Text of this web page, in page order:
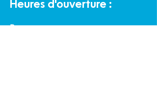
Heures d'ouverture :
Bureau